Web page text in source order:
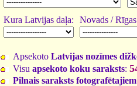
Kura Latvijas daļa: Novads /
Apsekoto Latvijas nozīmes
Visu apsekoto koku saraksts:
Pilnais saraksts fotografētajiem